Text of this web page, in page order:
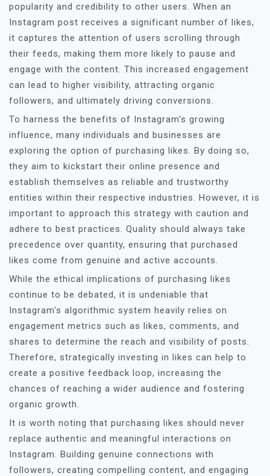
popularity and credibility to other users. When an
Instagram post receives a significant number of likes,
it captures the attention of users scrolling through
their feeds, making them more likely to pause and
engage with the content. This increased engagement
can lead to higher visibility, attracting organic
followers, and ultimately driving conversions.
To harness the benefits of Instagram's growing
influence, many individuals and businesses are
exploring the option of purchasing likes. By doing so,
they aim to kickstart their online presence and
establish themselves as reliable and trustworthy
entities within their respective industries. However, it is
important to approach this strategy with caution and
adhere to best practices. Quality should always take
precedence over quantity, ensuring that purchased
likes come from genuine and active accounts.
While the ethical implications of purchasing likes
continue to be debated, it is undeniable that
Instagram's algorithmic system heavily relies on
engagement metrics such as likes, comments, and
shares to determine the reach and visibility of posts.
Therefore, strategically investing in likes can help to
create a positive feedback loop, increasing the
chances of reaching a wider audience and fostering
organic growth.
It is worth noting that purchasing likes should never
replace authentic and meaningful interactions on
Instagram. Building genuine connections with
followers, creating compelling content, and engaging